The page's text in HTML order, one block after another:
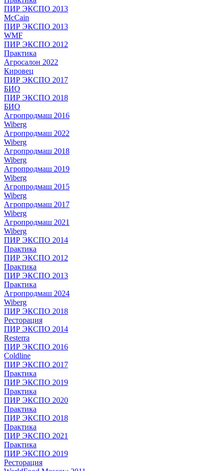
ПИР ЭКСПО 2013
McCain
ПИР ЭКСПО 2013
WMF
ПИР ЭКСПО 2012
Практика
Агросалон 2022
Кировец
ПИР ЭКСПО 2017
БИО
ПИР ЭКСПО 2018
БИО
Агропродмаш 2016
Wiberg
Агропродмаш 2022
Wiberg
Агропродмаш 2018
Wiberg
Агропродмаш 2019
Wiberg
Агропродмаш 2015
Wiberg
Агропродмаш 2017
Wiberg
Агропродмаш 2021
Wiberg
ПИР ЭКСПО 2014
Практика
ПИР ЭКСПО 2012
Практика
ПИР ЭКСПО 2013
Практика
Агропродмаш 2024
Wiberg
ПИР ЭКСПО 2018
Ресторация
ПИР ЭКСПО 2014
Resterra
ПИР ЭКСПО 2016
Coldline
ПИР ЭКСПО 2017
Практика
ПИР ЭКСПО 2019
Практика
ПИР ЭКСПО 2020
Практика
ПИР ЭКСПО 2018
Практика
ПИР ЭКСПО 2021
Практика
ПИР ЭКСПО 2019
Ресторация